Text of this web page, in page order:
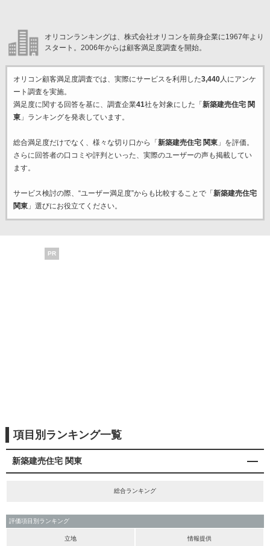
オリコンランキングは、株式会社オリコンを前身企業に1967年より
スタート。2006年からは顧客満足度調査を開始。
オリコン顧客満足度調査では、実際にサービスを利用した3,440人にアンケ
ート調査を実施。
満足度に関する回答を基に、調査企業41社を対象にした「 新築建売住宅 関
東」ランキングを発表しています。
総合満足度だけでなく、様々な切り口から「 新築建売住宅 関東」を評価。
さらに回答者の口コミや評判といった、実際のユーザーの声も掲載してい
ます。
サービス検討の際、“ユーザー満足度”からも比較することで「 新築建売住宅
関東」選びにお役立てください。
PR
項目別ランキング一覧
新築建売住宅 関東
総合ランキング
評価項目別ランキング
立地 情報提供